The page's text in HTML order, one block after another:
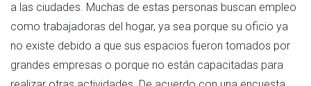
a las ciudades. Muchas de estas personas buscan empleo
como trabajadoras del hogar, ya sea porque su oficio ya
no existe debido a que sus espacios fueron tomados por
grandes empresas o porque no están capacitadas para